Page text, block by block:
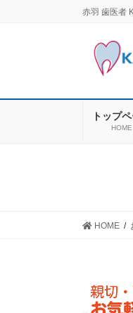
赤羽 歯医者
トップ
HOME
HOME